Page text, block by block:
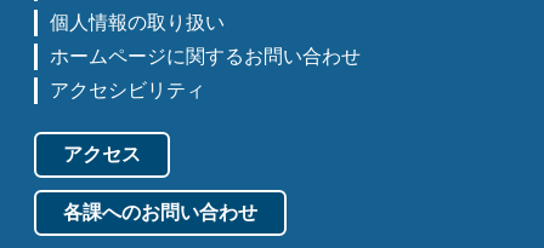
個人情報の取り扱い
ホームページに関するお問い合わせ
アクセシビリティ
アクセス
各課へのお問い合わせ